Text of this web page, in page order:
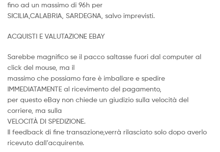
fino ad un massimo di 96h per
SICILIA,CALABRIA, SARDEGNA, salvo imprevisti.
ACQUISTI E VALUTAZIONE EBAY
Sarebbe magnifico se il pacco saltasse fuori dal computer al
click del mouse, ma il
massimo che possiamo fare è imballare e spedire
IMMEDIATAMENTE al ricevimento del pagamento,
per questo eBay non chiede un giudizio sulla velocità del
corriere, ma sulla
VELOCITÀ DI SPEDIZIONE.
Il feedback di fine transazione,verrà rilasciato solo dopo averlo
ricevuto dall’acquirente.